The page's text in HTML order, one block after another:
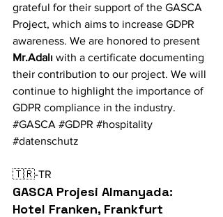
grateful for their support of the GASCA
Project, which aims to increase GDPR
awareness. We are honored to present
Mr.Adalı with a certificate documenting
their contribution to our project. We will
continue to highlight the importance of
GDPR compliance in the industry.
#GASCA #GDPR #hospitality
#datenschutz
🇹🇷-TR
GASCA Projesi Almanyada:
Hotel Franken, Frankfurt